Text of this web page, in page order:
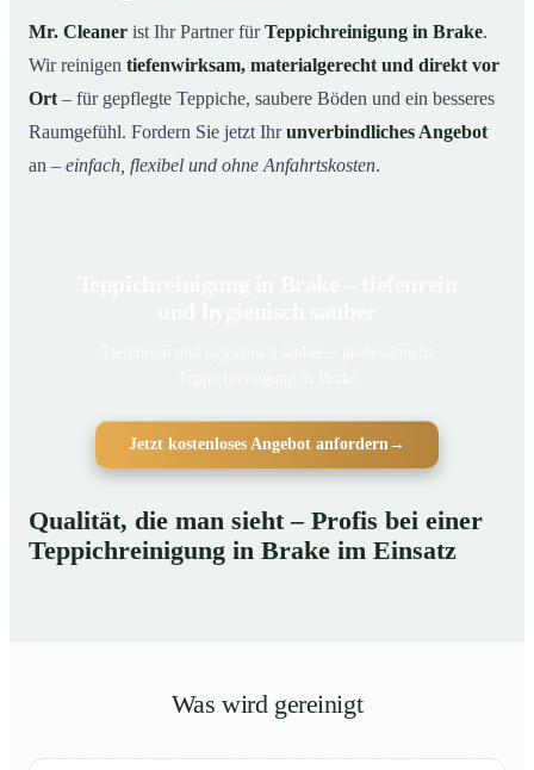
Mr. Cleaner ist Ihr Partner fürTeppichreinigung in Brake.
Wir reinigen tiefenwirksam, materialgerecht und direkt vor
Ort – für gepflegte Teppiche, saubere Böden und ein besseres
Raumgefühl. Fordern Sie jetzt Ihrunverbindliches Angebot
an – einfach, flexibel und ohne Anfahrtskosten.
Jetzt kostenloses Angebot anfordern →
Qualität, die man sieht – Profis bei einer
Teppichreinigung in Brake im Einsatz
Was wird gereinigt